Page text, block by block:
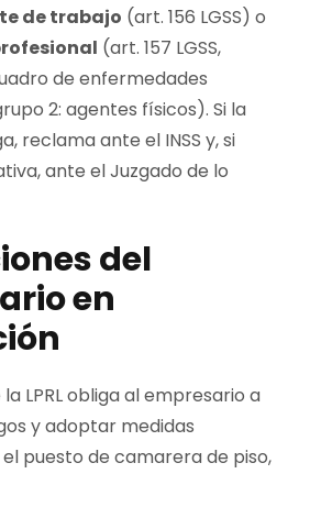
de trabajo (art. 156 LGSS) o
(art. 157 LGSS,
de enfermedades
2: agentes físicos). Si la
reclama ante el INSS y, si
ante el Juzgado de lo
del
en
LPRL obliga al empresario a
y adoptar medidas
puesto de camarera de piso,